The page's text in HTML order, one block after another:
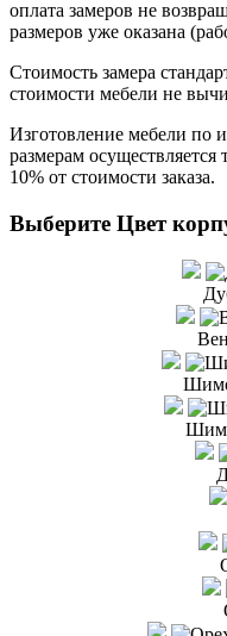
оплата замеров не
размеров уже оказана
Стоимость замера
стоимости мебели не
Изготовление мебели по
размерам
10% от стоимости заказа.
Выберите Цвет